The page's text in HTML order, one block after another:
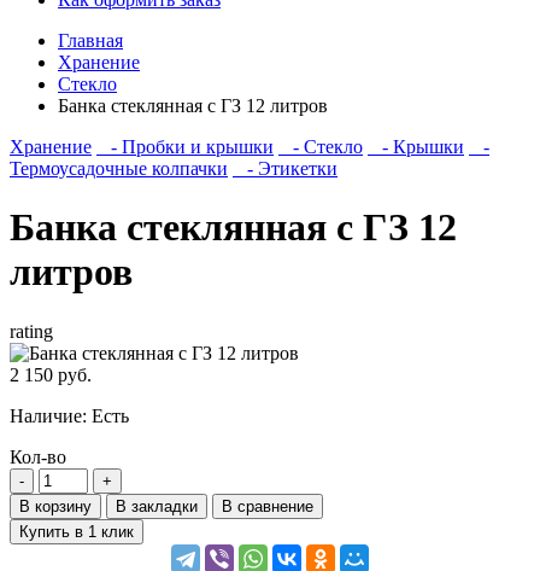
Главная
Хранение
Стекло
Банка стеклянная с ГЗ 12 литров
Хранение
- Пробки и крышки - Стекло - Крышки
-
Термоусадочные колпачки
- Этикетки
Банка стеклянная с ГЗ 12
литров
rating
2 150 руб.
Наличие: Есть
Кол-во
В корзину В закладки
В сравнение
Купить в 1 клик